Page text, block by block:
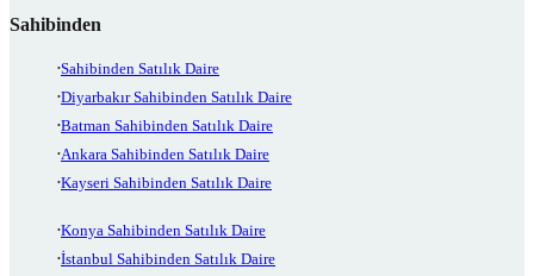
Sahibinden
Sahibinden Satılık Daire
Diyarbakır Sahibinden Satılık Daire
Batman Sahibinden Satılık Daire
Ankara Sahibinden Satılık Daire
Kayseri Sahibinden Satılık Daire
Konya Sahibinden Satılık Daire
İstanbul Sahibinden Satılık Daire